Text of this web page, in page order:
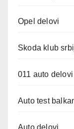
Opel delovi
Skoda klub
011 auto delovi
Auto test
Auto delovi